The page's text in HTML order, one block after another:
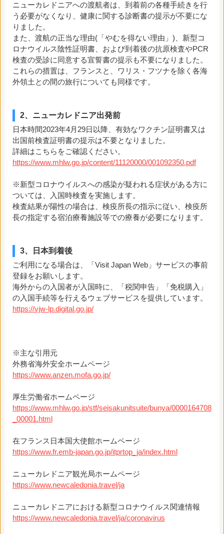
ニューカレドニアへの渡航者は、到着前の各種手続きを行
う必要がなくなり、健康に関する診断書の提示が不要にな
りました。
また、渡航の正当な理由(「やむを得ない理由」)、新型コ
ロナウイルス陰性証明書、および到着後の抗原検査やPCR
検査の受診に同意する宣誓書の提示も不要になりました。
これらの措置は、フランスと、ワリス・フツナを除く各海
外領土との間の旅行についても同様です。
2、ニューカレドニア出発前
日本時間2023年4月29日以降、有効なワクチン証明書又は
出国前検査証明書の提示は不要となりました。
詳細はこちらをご確認ください。
https://www.mhlw.go.jp/content/11120000/001092350.pdf
※新型コロナウイルスへの感染が疑われる症状がある方に
ついては、入国時検査を実施します。
検査結果が陽性の場合は、検疫所長の指示に従い、検疫所
長の指定する宿泊療養施設等での療養が必要になります。
3、日本到着後
ご利用になる場合は、「Visit Japan Web」サービスの事前
登録をお願いします。
海外からの入国者が入国時に、「税関申告」「免税購入」
の入国手続等を行えるウェブサービスを提供しています。
https://vjw-lp.digital.go.jp/
※主な引用元
外務省海外安全ホームページ
https://www.anzen.mofa.go.jp/
厚生労働省ホームページ
https://www.mhlw.go.jp/stf/seisakunitsuite/bunya/0000164708
_00001.html
在フランス日本国大使館ホームページ
https://www.fr.emb-japan.go.jp/itprtop_ja/index.html
ニューカレドニア観光局ホームページ
https://www.newcaledonia.travel/ja
ニューカレドニアにおける新型コロナウイルス関連情報
https://www.newcaledonia.travel/ja/coronavirus